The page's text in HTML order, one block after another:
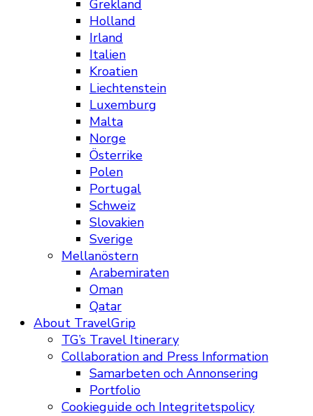
Grekland
Holland
Irland
Italien
Kroatien
Liechtenstein
Luxemburg
Malta
Norge
Österrike
Polen
Portugal
Schweiz
Slovakien
Sverige
Mellanöstern
Arabemiraten
Oman
Qatar
About TravelGrip
TG’s Travel Itinerary
Collaboration and Press Information
Samarbeten och Annonsering
Portfolio
Cookieguide och Integritetspolicy